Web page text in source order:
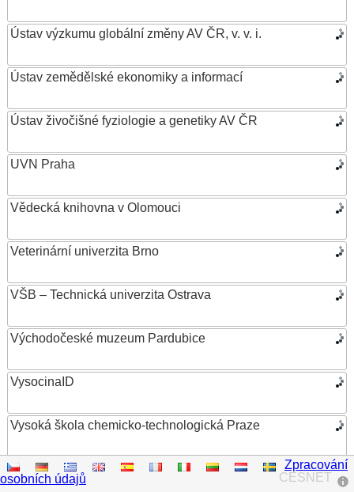
Ústav výzkumu globální změny AV ČR, v. v. i.
Ústav zemědělské ekonomiky a informací
Ústav živočišné fyziologie a genetiky AV ČR
UVN Praha
Vědecká knihovna v Olomouci
Veterinární univerzita Brno
VŠB – Technická univerzita Ostrava
Východočeské muzeum Pardubice
VysocinaID
Vysoká škola chemicko-technologická Praze
Vysoká škola ekonomická v Praze
CESNET
Zpracování
osobních údajů